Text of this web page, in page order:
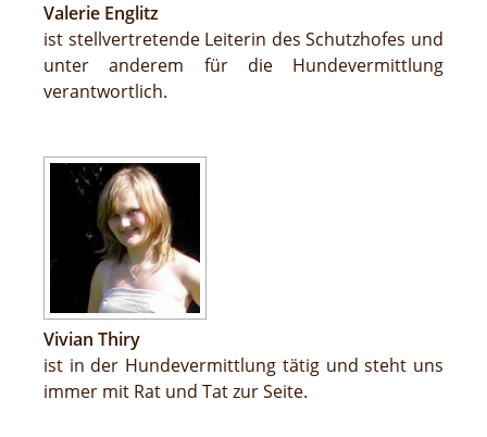
Valerie Englitz
ist stellvertretende Leiterin des Schutzhofes und
unter anderem für die Hundevermittlung
verantwortlich.
Vivian Thiry
ist in der Hundevermittlung tätig und steht uns
immer mit Rat und Tat zur Seite.